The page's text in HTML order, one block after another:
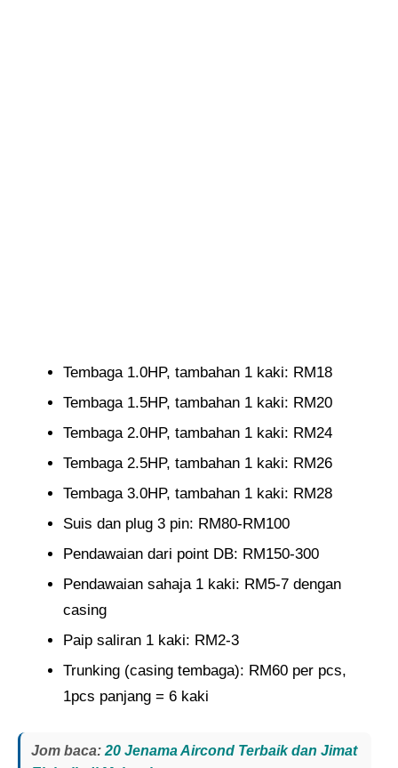
Tembaga 1.0HP, tambahan 1 kaki: RM18
Tembaga 1.5HP, tambahan 1 kaki: RM20
Tembaga 2.0HP, tambahan 1 kaki: RM24
Tembaga 2.5HP, tambahan 1 kaki: RM26
Tembaga 3.0HP, tambahan 1 kaki: RM28
Suis dan plug 3 pin: RM80-RM100
Pendawaian dari point DB: RM150-300
Pendawaian sahaja 1 kaki: RM5-7 dengan
casing
Paip saliran 1 kaki: RM2-3
Trunking (casing tembaga): RM60 per pcs,
1pcs panjang = 6 kaki
Jom baca: 20 Jenama Aircond Terbaik dan Jimat